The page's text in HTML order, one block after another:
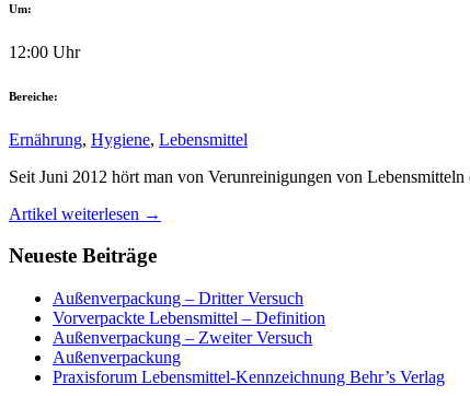
Um:
12:00 Uhr
Bereiche:
Ernährung, Hygiene, Lebensmittel
Seit Juni 2012 hört man von Verunreinigungen von
Artikel weiterlesen →
Neueste Beiträge
Außenverpackung – Dritter Versuch
Vorverpackte Lebensmittel – Definition
Außenverpackung – Zweiter Versuch
Außenverpackung
Praxisforum Lebensmittel-Kennzeichnung Behr’s Verlag